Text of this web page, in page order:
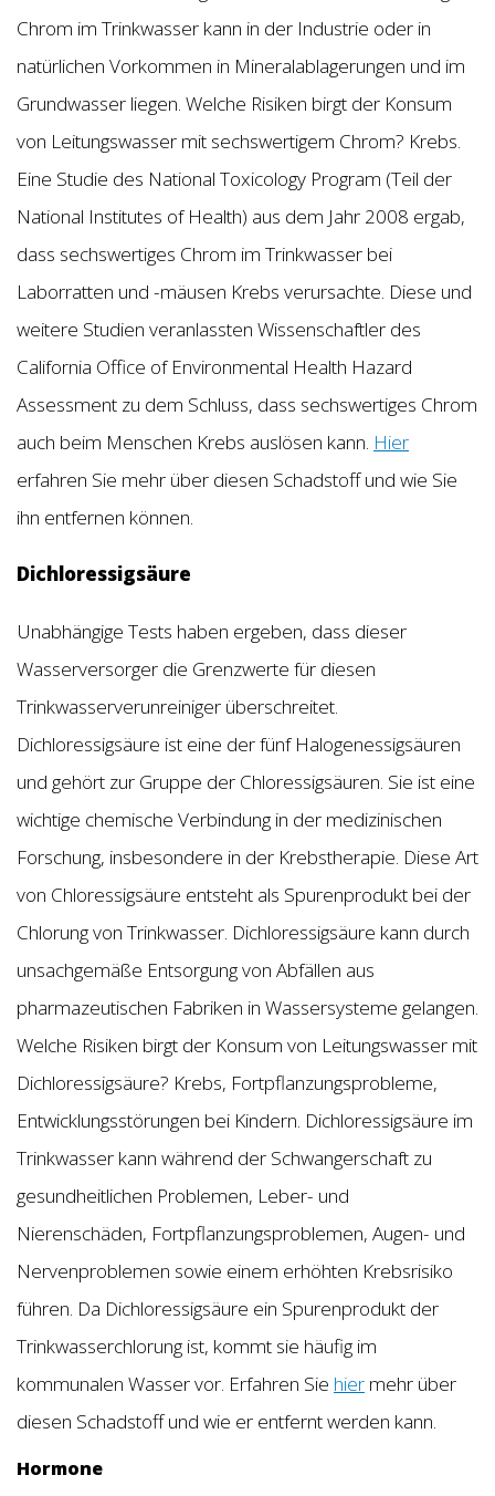
Chrom im Trinkwasser kann in der Industrie oder in
natürlichen Vorkommen in Mineralablagerungen und im
Grundwasser liegen. Welche Risiken birgt der Konsum
von Leitungswasser mit sechswertigem Chrom? Krebs.
Eine Studie des National Toxicology Program (Teil der
National Institutes of Health) aus dem Jahr 2008 ergab,
dass sechswertiges Chrom im Trinkwasser bei
Laborratten und -mäusen Krebs verursachte. Diese und
weitere Studien veranlassten Wissenschaftler des
California Office of Environmental Health Hazard
Assessment zu dem Schluss, dass sechswertiges Chrom
auch beim Menschen Krebs auslösen kann. Hier
erfahren Sie mehr über diesen Schadstoff und wie Sie
ihn entfernen können.
Dichloressigsäure
Unabhängige Tests haben ergeben, dass dieser
Wasserversorger die Grenzwerte für diesen
Trinkwasserverunreiniger überschreitet.
Dichloressigsäure ist eine der fünf Halogenessigsäuren
und gehört zur Gruppe der Chloressigsäuren. Sie ist eine
wichtige chemische Verbindung in der medizinischen
Forschung, insbesondere in der Krebstherapie. Diese Art
von Chloressigsäure entsteht als Spurenprodukt bei der
Chlorung von Trinkwasser. Dichloressigsäure kann durch
unsachgemäße Entsorgung von Abfällen aus
pharmazeutischen Fabriken in Wassersysteme gelangen.
Welche Risiken birgt der Konsum von Leitungswasser mit
Dichloressigsäure? Krebs, Fortpflanzungsprobleme,
Entwicklungsstörungen bei Kindern. Dichloressigsäure im
Trinkwasser kann während der Schwangerschaft zu
gesundheitlichen Problemen, Leber- und
Nierenschäden, Fortpflanzungsproblemen, Augen- und
Nervenproblemen sowie einem erhöhten Krebsrisiko
führen. Da Dichloressigsäure ein Spurenprodukt der
Trinkwasserchlorung ist, kommt sie häufig im
kommunalen Wasser vor. Erfahren Sie hier mehr über
diesen Schadstoff und wie er entfernt werden kann.
Hormone